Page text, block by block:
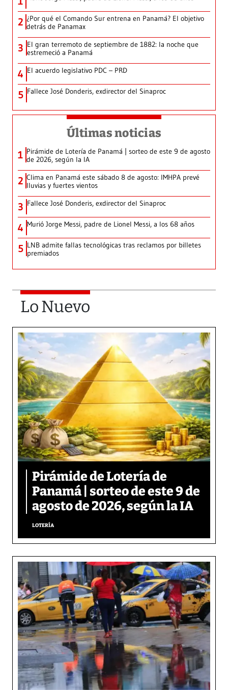
2 ¿Por qué el Comando Sur entrena en Panamá? El objetivo
detrás de Panamax
3 El gran terremoto de septiembre de 1882: la noche que
estremeció a Panamá
4 El acuerdo legislativo PDC – PRD
5 Fallece José Donderis, exdirector del Sinaproc
Últimas noticias
1 Pirámide de Lotería de Panamá | sorteo de este 9 de agosto
de 2026, según la IA
2 Clima en Panamá este sábado 8 de agosto: IMHPA prevé
lluvias y fuertes vientos
3 Fallece José Donderis, exdirector del Sinaproc
4 Murió Jorge Messi, padre de Lionel Messi, a los 68 años
5 LNB admite fallas tecnológicas tras reclamos por billetes
premiados
Lo Nuevo
Pirámide de Lotería de
Panamá | sorteo de este 9 de
agosto de 2026, según la IA
LOTERÍA